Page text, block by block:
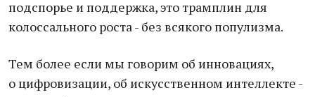
подспорье и поддержка, это трамплин для
колоссального роста - без всякого популизма.
Тем более если мы говорим об инновациях,
о цифровизации, об искусственном интеллекте -